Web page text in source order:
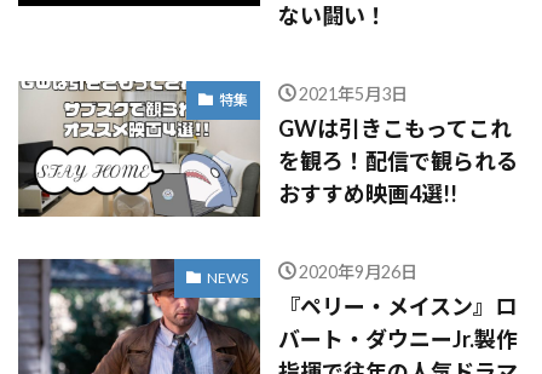
ない闘い！
特集 2021年5月3日
GWは引きこもってこれ
を観ろ！配信で観られる
おすすめ映画4選!!
NEWS 2020年9月26日
『ペリー・メイスン』ロ
バート・ダウニーJr.製作